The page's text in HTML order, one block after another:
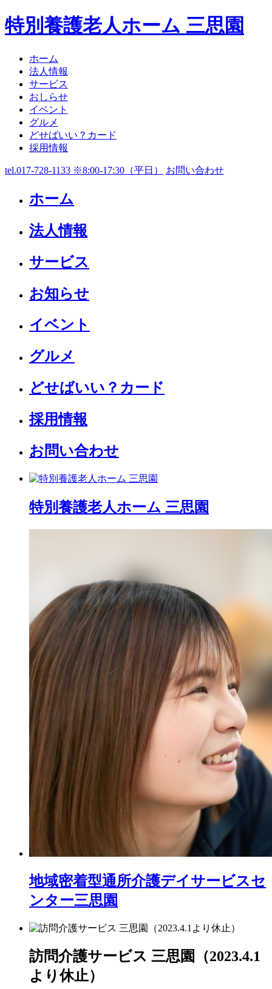
特別養護老人ホーム 三思園
ホーム
法人情報
サービス
おしらせ
イベント
グルメ
どせばいい？カード
採用情報
tel.017-728-1133 ※8:00-17:30（平日） お問い合わせ
ホーム
法人情報
サービス
お知らせ
イベント
グルメ
どせばいい？カード
採用情報
お問い合わせ
特別養護老人ホーム 三思園
地域密着型通所介護デイサービスセ
ンター三思園
訪問介護サービス 三思園（2023.4.1
より休止）